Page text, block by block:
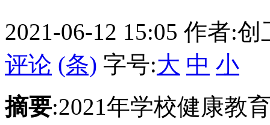
2021-06-12 15:05 作者:创
评论 (条) 字号:大 中 小
摘要:2021年学校健康教